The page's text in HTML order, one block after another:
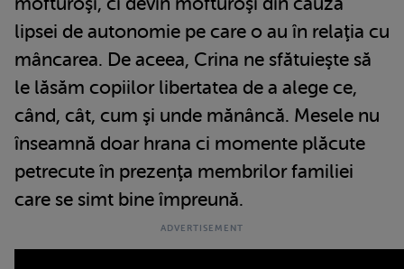
lipsei de autonomie pe care o au în relaţia cu
mâncarea. De aceea, Crina ne sfătuieşte să
le lăsăm copiilor libertatea de a alege ce,
când, cât, cum şi unde mănâncă. Mesele nu
înseamnă doar hrana ci momente plăcute
petrecute în prezenţa membrilor familiei
care se simt bine împreună.